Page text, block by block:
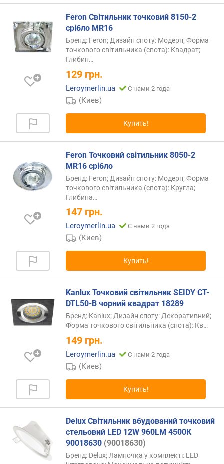
л
а
в
и
(
п
а
л
ф
и
A
Feron Світильник точковий 8150-2
срібло MR16
Бренд: Feron; Дизайн споту: Модерн; Форма
точкового світильника (спота): Квадрат;
Глибин…
129 грн.
Leroymerlin.ua С нами 2 года
(Киев)
Купить!
Feron Точковий світильник 8050-2
MR16 срібло
Бренд: Feron; Дизайн споту: Модерн; Форма
точкового світильника (спота): Кругла;
Глибина…
147 грн.
Leroymerlin.ua С нами 2 года
(Киев)
Купить!
Kanlux Точковий світильник SEIDY CT-
DTL50-B чорний квадрат 18289
Бренд: Kanlux; Дизайн споту: Декоративний;
Форма точкового світильника (спота): Кв…
149 грн.
Leroymerlin.ua С нами 2 года
(Киев)
Купить!
Delux Світильник вбудований точковий
стельовий LED 12W 960LM 4500К
90018630 (90018630)
Бренд: Delux; Лампочка у комплекті: LED